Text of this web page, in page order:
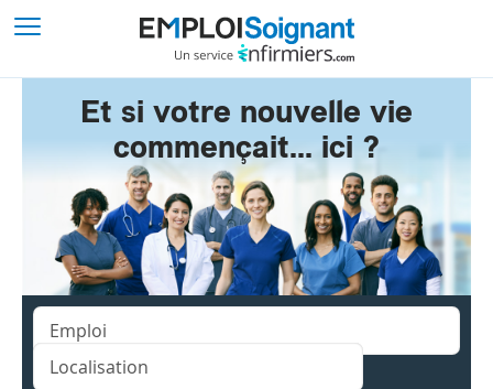
Et si votre nouvelle vie
commençait... ici ?